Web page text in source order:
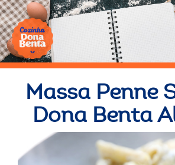
Massa Penne
Dona Benta